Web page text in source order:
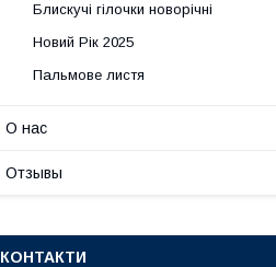
Блискучі гілочки новорічні
Новий Рік 2025
Пальмове листя
О нас
Отзывы
КОНТАКТИ